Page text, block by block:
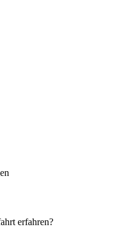
erfahren?